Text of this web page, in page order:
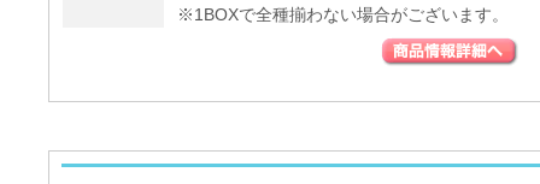
※1BOXで全種揃わない場合がございます。